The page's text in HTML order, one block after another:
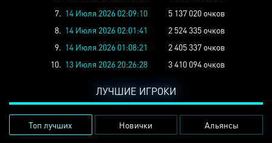
7. 14 Июля 2026 02:09:10
5 137 020 очков
8. 14 Июля 2026 02:01:41
2 524 335 очков
9. 14 Июля 2026 01:08:21
2 405 337 очков
10. 13 Июля 2026 20:26:28 3 410 094 очков
ЛУЧШИЕ ИГРОКИ
Топ лучших Новички Альянсы